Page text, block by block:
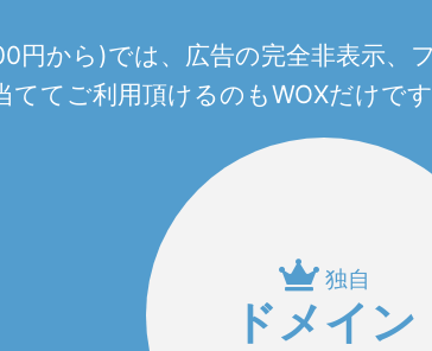
円から)では、広告の完全非表示、
てご利用頂けるのもWOXだけです
独自
ドメイン